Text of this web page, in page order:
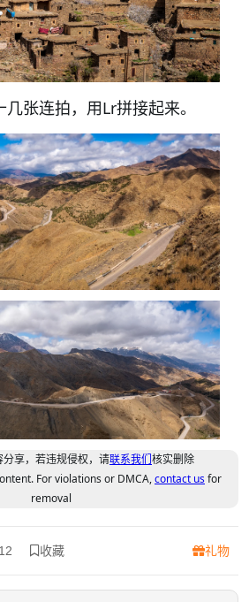
张连拍，用Lr拼接起来。
享，若违规侵权，请联系我们核实删除
For violations or DMCA,contact usfor
removal
12 收藏 礼物